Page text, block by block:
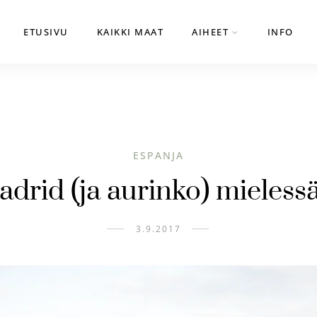
ETUSIVU KAIKKI MAAT AIHEET INFO
ESPANJA
(ja aurinko)
3.9.2017